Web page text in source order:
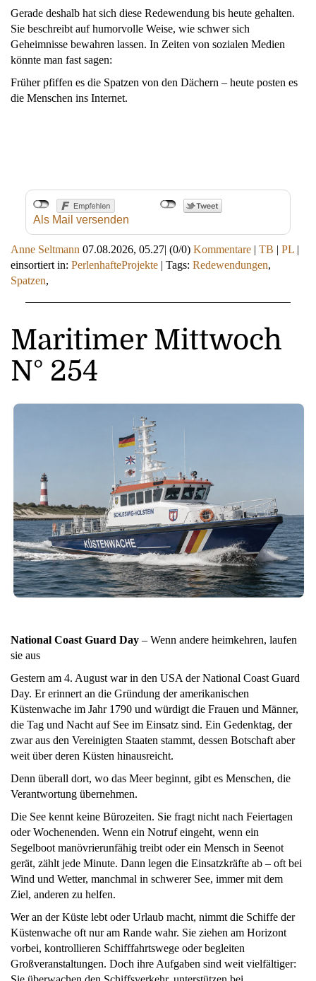
Gerade deshalb hat sich diese Redewendung bis heute gehalten.
Sie beschreibt auf humorvolle Weise, wie schwer sich
Geheimnisse bewahren lassen. In Zeiten von sozialen Medien
könnte man fast sagen:
Früher pfiffen es die Spatzen von den Dächern – heute posten es
die Menschen ins Internet.
Als Mail versenden
Anne Seltmann 07.08.2026, 05.27| (0/0) Kommentare | TB | PL |
einsortiert in: PerlenhafteProjekte | Tags: Redewendungen,
Spatzen,
Maritimer Mittwoch
N° 254
National Coast Guard Day – Wenn andere heimkehren, laufen
sie aus
Gestern am 4. August war in den USA der National Coast Guard
Day. Er erinnert an die Gründung der amerikanischen
Küstenwache im Jahr 1790 und würdigt die Frauen und Männer,
die Tag und Nacht auf See im Einsatz sind. Ein Gedenktag, der
zwar aus den Vereinigten Staaten stammt, dessen Botschaft aber
weit über deren Küsten hinausreicht.
Denn überall dort, wo das Meer beginnt, gibt es Menschen, die
Verantwortung übernehmen.
Die See kennt keine Bürozeiten. Sie fragt nicht nach Feiertagen
oder Wochenenden. Wenn ein Notruf eingeht, wenn ein
Segelboot manövrierunfähig treibt oder ein Mensch in Seenot
gerät, zählt jede Minute. Dann legen die Einsatzkräfte ab – oft bei
Wind und Wetter, manchmal in schwerer See, immer mit dem
Ziel, anderen zu helfen.
Wer an der Küste lebt oder Urlaub macht, nimmt die Schiffe der
Küstenwache oft nur am Rande wahr. Sie ziehen am Horizont
vorbei, kontrollieren Schifffahrtswege oder begleiten
Großveranstaltungen. Doch ihre Aufgaben sind weit vielfältiger: